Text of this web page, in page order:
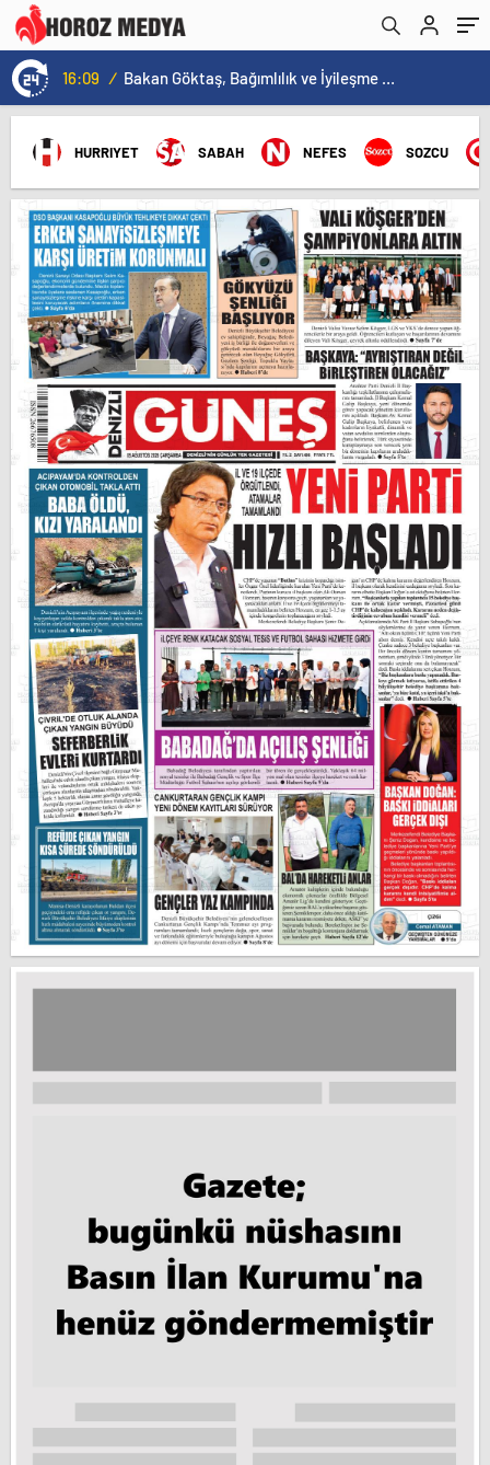
16:09 / Bakan Göktaş, Bağımlılık ve İyileşme Konulu Kadın Forumu’nda konuştu:
HURRIYET SABAH NEFES SOZCU